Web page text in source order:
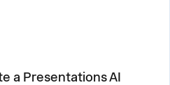
a Presentations AI